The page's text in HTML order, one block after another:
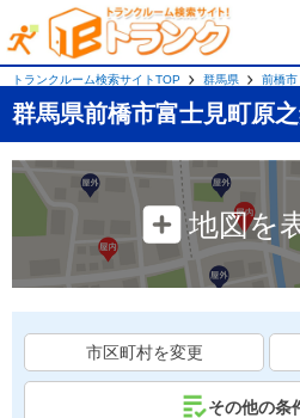
トランクルーム検索サイトTOP 群馬県 前橋市
群馬県前橋市富士見町原
地図を
市区町村を変更
その他の条